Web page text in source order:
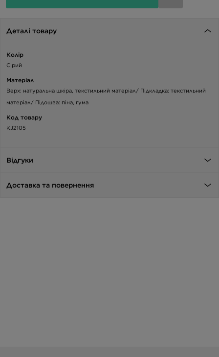
Деталі товару
Колір
Сірий
Матеріал
Верх: натуральна шкіра, текстильний матеріал/ Підкладка: текстильний
матеріал/ Підошва: піна, гума
Код товару
KJ2105
Відгуки
Доставка та повернення